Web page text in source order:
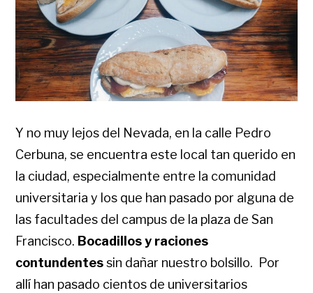
Y no muy lejos del Nevada, en la calle Pedro
Cerbuna, se encuentra este local tan querido en
la ciudad, especialmente entre la comunidad
universitaria y los que han pasado por alguna de
las facultades del campus de la plaza de San
Francisco. Bocadillos y raciones
contundentessin dañar nuestro bolsillo. Por
allí han pasado cientos de universitarios